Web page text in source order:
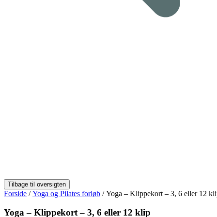
Forside /Yoga og Pilates forløb / Yoga – Klippekort – 3, 6 eller 12
Yoga – Klippekort – 3, 6 eller 12 klip